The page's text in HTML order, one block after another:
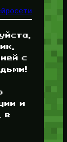
с
и
в